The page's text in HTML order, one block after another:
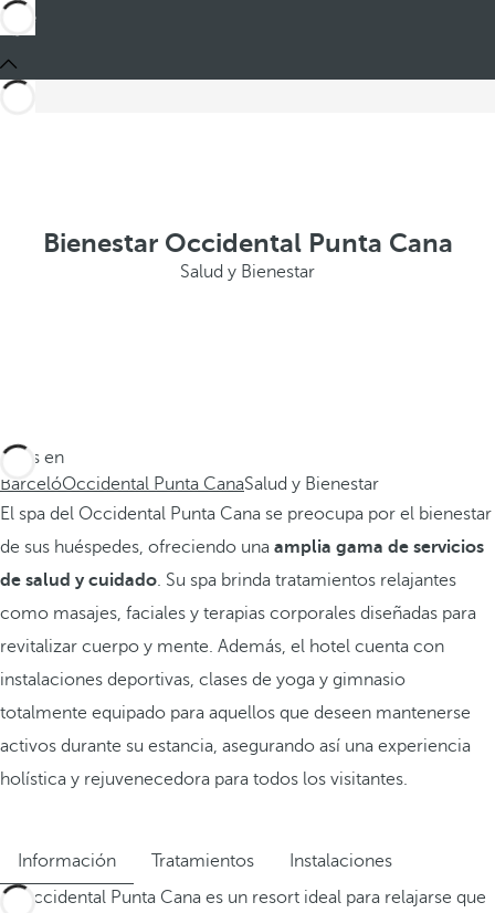
Bienestar Occidental Punta Cana
Salud y Bienestar
Estás en
BarcelóOccidental Punta CanaSalud y Bienestar
El spa del Occidental Punta Cana se preocupa por el bienestar
de sus huéspedes, ofreciendo una amplia gama de servicios
de salud y cuidado. Su spa brinda tratamientos relajantes
como masajes, faciales y terapias corporales diseñadas para
revitalizar cuerpo y mente. Además, el hotel cuenta con
instalaciones deportivas, clases de yoga y gimnasio
totalmente equipado para aquellos que deseen mantenerse
activos durante su estancia, asegurando así una experiencia
holística y rejuvenecedora para todos los visitantes.
Información Tratamientos
Instalaciones
El Occidental Punta Cana es un resort ideal para relajarse que